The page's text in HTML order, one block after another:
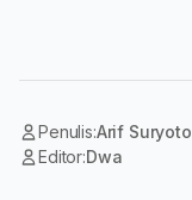
Penulis:Arif Suryoto
Editor:Dwa